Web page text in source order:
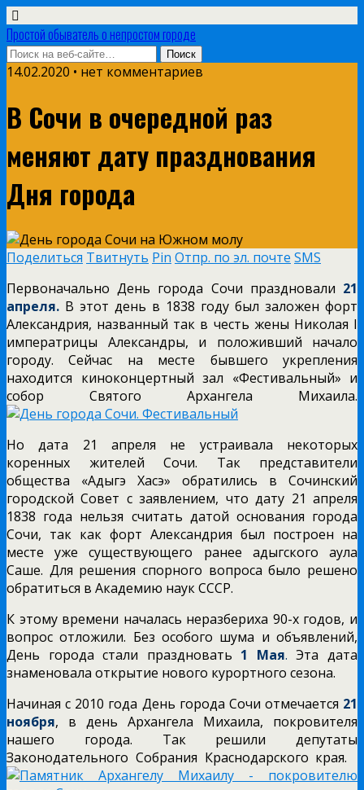
Простой обыватель о непростом городе
14.02.2020 • нет комментариев
В Сочи в очередной раз
меняют дату празднования
Дня города
Поделиться Твитнуть Pin Отпр. по эл. почте SMS
Первоначально День города Сочи праздновали 21
апреля. В этот день в 1838 году был заложен форт
Александрия, названный так в честь жены Николая I
императрицы Александры, и положивший начало
городу. Сейчас на месте бывшего укрепления
находится киноконцертный зал «Фестивальный» и
собор Святого Архангела Михаила.
Но дата 21 апреля не устраивала некоторых
коренных жителей Сочи. Так представители
общества «Адыгэ Хасэ» обратились в Сочинский
городской Совет с заявлением, что дату 21 апреля
1838 года нельзя считать датой основания города
Сочи, так как форт Александрия был построен на
месте уже существующего ранее адыгского аула
Саше. Для решения спорного вопроса было решено
обратиться в Академию наук СССР.
К этому времени началась неразбериха 90-х годов, и
вопрос отложили. Без особого шума и объявлений,
День города стали праздновать 1 Мая. Эта дата
знаменовала открытие нового курортного сезона.
Начиная с 2010 года День города Сочи отмечается 21
ноября, в день Архангела Михаила, покровителя
нашего города. Так решили депутаты
Законодательного Собрания Краснодарского края.